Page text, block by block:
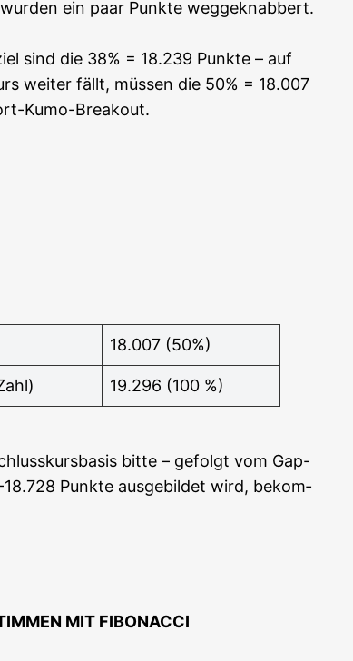
ein paar Punk­te weg­ge­knab­bert.
sind die 38% = 18.239 Punk­te – auf
wei­ter fällt, müs­sen die 50% = 18.007
Kumo-Breakout.
18.007 (50%)
19.296 (100 %)
bit­te – gefolgt vom Gap-
18.728 Punk­te aus­ge­bil­det wird, bekom­
MIT FIBONACCI